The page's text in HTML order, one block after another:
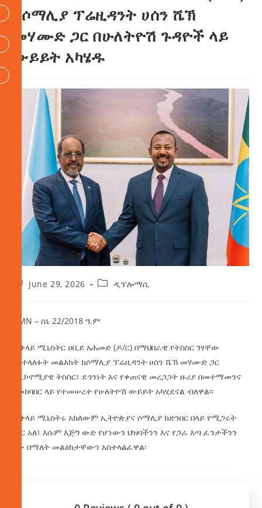
ከሶማሊያ ፕሬዚዳንት ሀሰን ሼኽ
መሃሙድ ጋር በሁለትዮሽ ጉዳዮች ላይ
ውይይት አካሄዱ
June 29, 2026 ዲፕሎማሲ
AMN – ሰኔ 22/2018 ዓ.ም
ጠቅላይ ሚኒስትር ዐቢይ አሕመድ (ዶ/ር) በማህበራዊ የትስስር ገፃቸው
ባስተላለፉት መልእክት ከሶማሊያ ፕሬዚዳንት ሀሰን ሼኽ መሃሙድ ጋር
በኢኮኖሚያዊ ትስስር፣ ደኅንነት እና የቀጠናዊ መረጋጋት ዙሪያ በመተማመንና
በመከባበር ላይ የተመሠረተ የሁለትዮሽ ውይይት አካሂደናል ብለዋል፡፡
ጠቅላይ ሚኒስትሩ አክለውም ኢትዮጵያና ሶማሊያ ከድንበር በላይ የሚጋሩት
ነገር አለ፤ እሱም እጅግ ውድ የሆነውን ህዝባችንን እና የጋራ እጣ ፈንታችንን
ነው በማለት መልዕክታቸውን አስተላልፈዋል፡